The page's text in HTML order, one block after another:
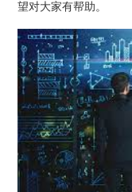
望对大家有帮助。